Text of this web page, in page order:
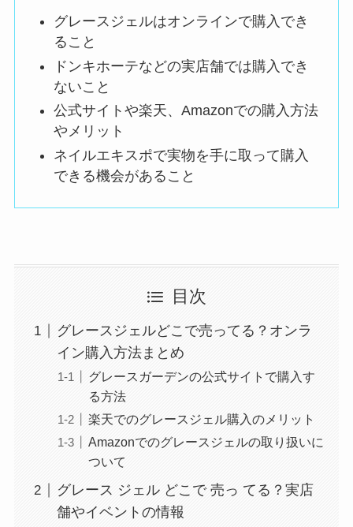
グレースジェルはオンラインで購入でき
ること
ドンキホーテなどの実店舗では購入でき
ないこと
公式サイトや楽天、Amazonでの購入方法
やメリット
ネイルエキスポで実物を手に取って購入
できる機会があること
目次
グレースジェルどこで売ってる？オンラ
イン購入方法まとめ
グレースガーデンの公式サイトで購入す
る方法
楽天でのグレースジェル購入のメリット
Amazonでのグレースジェルの取り扱いに
ついて
グレース ジェル どこで 売っ てる？実店
舗やイベントの情報